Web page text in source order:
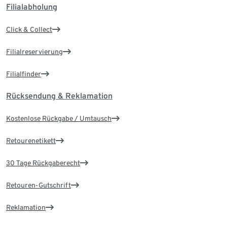
Filialabholung
Click & Collect
Filialreservierung
Filialfinder
Rücksendung & Reklamation
Kostenlose Rückgabe / Umtausch
Retourenetikett
30 Tage Rückgaberecht
Retouren-Gutschrift
Reklamation